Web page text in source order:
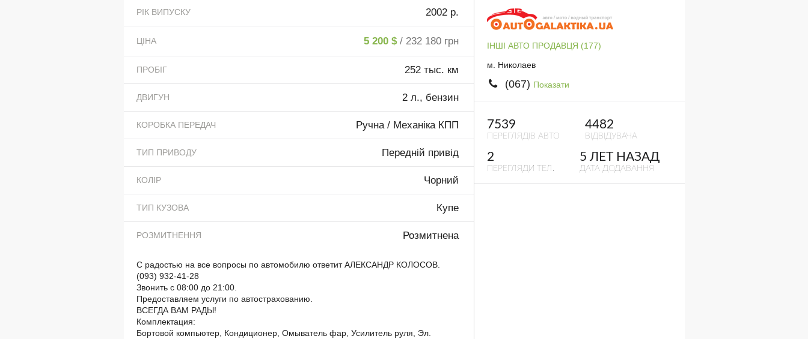
РІК ВИПУСКУ 2002 р.
ЦІНА 5 200 $ / 232 180 грн
ПРОБІГ 252 тыс. км
ДВИГУН 2 л., бензин
КОРОБКА ПЕРЕДАЧ Ручна / Механіка КПП
ТИП ПРИВОДУ Передній привід
КОЛІР Чорний
ТИП КУЗОВА Купе
РОЗМИТНЕННЯ Розмитнена
С радостью на все вопросы по автомобилю ответит АЛЕКСАНДР КОЛОСОВ.
(093) 932-41-28
Звонить с 08:00 до 21:00.
Предоставляем услуги по автострахованию.
ВСЕГДА ВАМ РАДЫ!
Комплектация:
Бортовой компьютер, Кондиционер, Омыватель фар, Усилитель руля, Эл.
ІНШІ АВТО ПРОДАВЦЯ (177)
м. Николаев
(067) Показати
7539
ПЕРЕГЛЯДІВ АВТО
4482
ВІДВІДУВАЧА
2
ПЕРЕГЛЯДИ ТЕЛ.
5 ЛЕТ НАЗАД
ДАТА ДОДАВАННЯ